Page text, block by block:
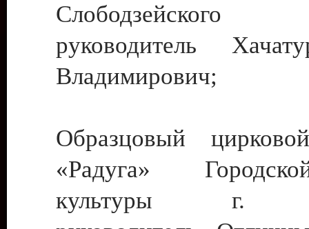
руководитель
Владимирович;
Образцовый
«Радуга»
культуры г.